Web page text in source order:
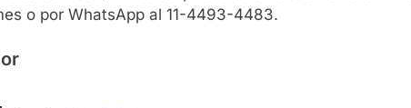
o por WhatsApp al 11-4493-4483.